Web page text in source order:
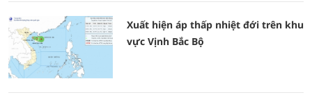
Xuất hiện áp thấp nhiệt đới trên khu
vực Vịnh Bắc Bộ